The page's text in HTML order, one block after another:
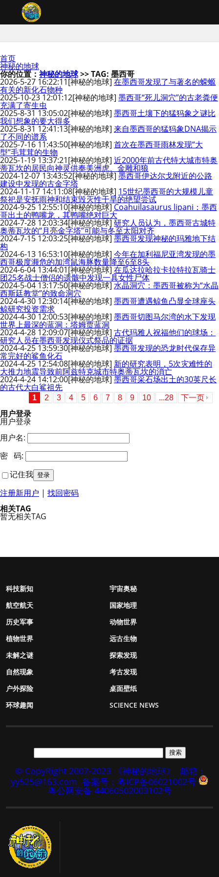
首页
神秘的地球
你的位置：神秘的地球>> TAG: 墨西哥
2026-5-27 16:22:11[神秘的地球] 在墨西哥发现了与著名的蝾螈
有关的新化石物种
2025-10-23 12:01:12[神秘的地球] 墨西哥“死儿洞穴”的古老粪便
充满了寄生虫
2025-8-31 13:05:02[神秘的地球] 墨西哥土壤下的猛犸象之谜比
我们想象的要大得多
2025-8-31 12:41:13[神秘的地球] 来自墨西哥的猛犸象DNA揭示
了不同的谱系
2025-7-16 11:43:50[神秘的地球] 首次在墨西哥雨林发现“大
型”毛茸茸的生物
2025-1-19 13:37:21[神秘的地球] 近2000年前古代特大城市特奥
蒂瓦坎的居民向神灵供奉美洲虎、金雕和狼
2024-12-07 13:43:52[神秘的地球] 墨西哥伊达尔戈附近的公路
建设中发现的古金字塔
2024-11-17 14:11:08[神秘的地球] 15世纪墨西哥的大规模儿童
祭祀是安抚雨神和结束毁灭性干旱的绝望尝试
2024-9-25 12:55:10[神秘的地球] Coahuilasaurus lipani：墨西
哥出土的鸭嘴龙，其鸭嘴绝对巨大
2024-7-28 12:03:34[神秘的地球] 研究人员认为，墨西哥古城特
奥蒂瓦坎的“月亮金字塔”可能与冬至太阳对齐
2024-7-15 12:03:25[神秘的地球]墨西哥发现神秘的玛雅地下结
构
2024-6-13 16:53:10[神秘的地球] 今年在加利福尼亚湾发现的墨
西哥极度濒危的加湾鼠海豚数量降至6至8头
2024-6-04 13:44:01[神秘的地球] 在瓜达拉哈拉卡拉特拉瓦骑士
团25名战士僧侣的遗骸中发现一具女性尸体
2024-5-04 13:17:50[神秘的地球] 水晶洞穴：墨西哥被称为“水晶
西斯廷教堂”的致命洞穴
2024-4-30 12:30:14[神秘的地球] 墨西哥遭遇鲸鱼凸显全球座头
鲸研究投资需求
2024-4-30 12:00:53[神秘的地球] 墨西哥切图马尔湾的水下发现
世界上最深的蓝洞：塔姆贾蓝洞
2024-4-28 12:09:07[神秘的地球] 古代玛雅人祝福他们的球场：
研究人员在墨西哥发现仪式祭品的证据
2024-4-25 13:59:30[神秘的地球] 墨西哥发现的恐龙时代保存异
常完好的鲨鱼化石
2024-4-25 12:54:08[神秘的地球] 新的研究表明，5次灾难性的
大推力地震导致前阿兹特克城市特奥蒂瓦坎的消亡
2024-4-24 14:12:00[神秘的地球] 墨西哥采石场出土的30英尺长
的古代大白鲨祖先
1 2 3 4 5 6 7 8 9 10 ...28 下一页
用户登录
用户登录
用户名:
密 码:
记住我
注册新用户 | 找回密码
相关TAG
暂无相关TAG
科技新知
宇宙奥秘
航空航天
国家地理
历史军事
动物世界
植物世界
远古生物
未解之谜
探索发现
自然现象
考古发现
户外探险
桌面壁纸
环球趣闻
SCIENCE NEWS
© CopyRight 2007-2023 《神秘的地球》
邮箱：
yy525@163.com 备案号：粤ICP备06021002号
粤公网安备 44060502003102号